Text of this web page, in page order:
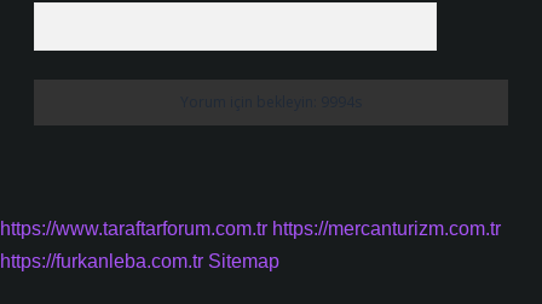
https://www.taraftarforum.com.tr https://mercanturizm.com.tr
https://furkanleba.com.tr Sitemap